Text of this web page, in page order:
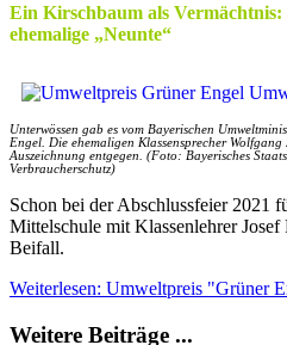
Ein Kirschbaum als
ehemalige „Neunte“
Unterwössen gab es vom Bayerischen
Engel. Die ehemaligen Klassensprecher
Auszeichnung entgegen. (Foto: Bayerisches
Verbraucherschutz)
Schon bei der Abschlussfeier 2021
Mittelschule mit Klassenlehrer Josef
Beifall.
Weiterlesen: Umweltpreis "Grüner
Weitere Beiträge ...